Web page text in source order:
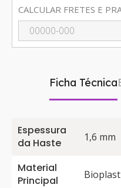
CALCULAR FRETES E
Ficha Técnica
Espessura
da Haste
1,6 mm
Material
Principal